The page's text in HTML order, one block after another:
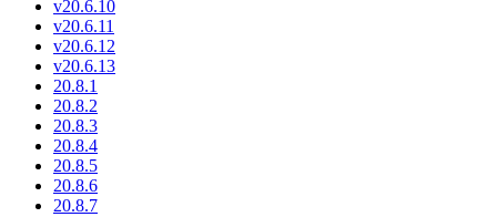
v20.6.10
v20.6.11
v20.6.12
v20.6.13
20.8.1
20.8.2
20.8.3
20.8.4
20.8.5
20.8.6
20.8.7